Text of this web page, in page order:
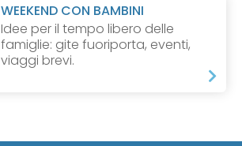
WEEKEND CON BAMBINI
Idee per il tempo libero delle
famiglie: gite fuoriporta, eventi,
viaggi brevi.